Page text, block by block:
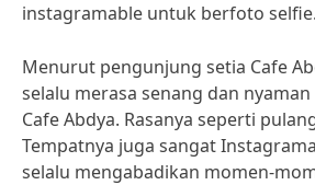
instagramable untuk berfoto selfie.
Menurut pengunjung setia Cafe
selalu merasa senang dan
Cafe Abdya. Rasanya seperti
Tempatnya juga sangat
selalu mengabadikan momen-